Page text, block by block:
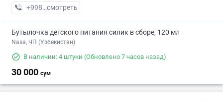
+998 (70) XXX-XX-XX
смотреть
Бутылочка детского питания силик в сборе, 120 мл
Nasa, ЧП (Узбекистан)
В наличии: 4 штуки (Обновлено 7 часов назад)
30 000 сум